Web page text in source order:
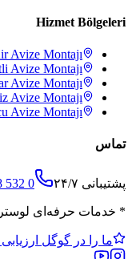
Hizmet Bölgeleri
Avize Montajı
Avize Montajı
Avize Montajı
Avize Montajı
Avize Montajı
تماس
پشتیبانی ۲۴/۷ 0 532 588 08 54
* خدمات حرفه‌ای
ما را در گوگل ارزیابی